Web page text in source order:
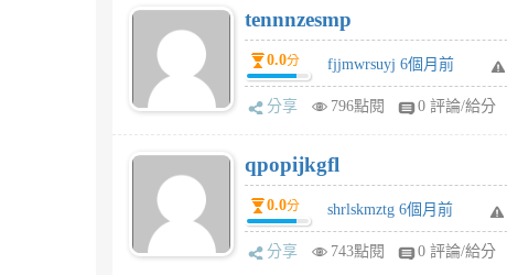
tennnzesmp
0.0分 fjjmwrsuyj 6個月前
分享 796點閱 0 評論/給分
qpopijkgfl
0.0分 shrlskmztg 6個月前
分享 743點閱 0 評論/給分